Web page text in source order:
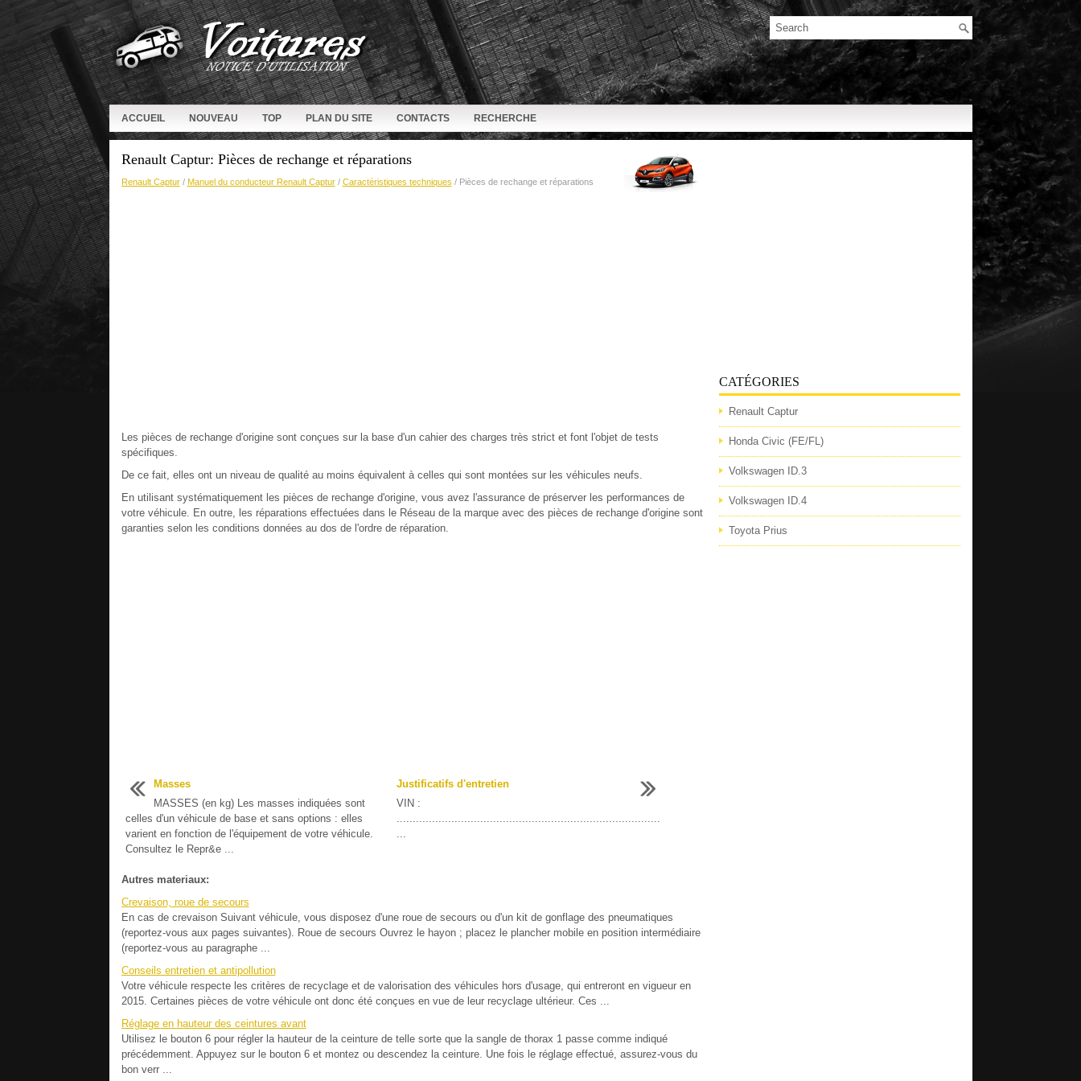
ACCUEIL NOUVEAU TOP PLAN DU SITE CONTACTS RECHERCHE
Renault Captur: Pièces de rechange et réparations
Renault Captur/ Manuel du conducteur Renault Captur/ Caractéristiques techniques / Pièces de rechange et réparations
Les pièces de rechange d'origine sont conçues sur la base d'un cahier des charges très strict et font l'objet de tests
spécifiques.
De ce fait, elles ont un niveau de qualité au moins équivalent à celles qui sont montées sur les véhicules neufs.
En utilisant systématiquement les pièces de rechange d'origine, vous avez l'assurance de préserver les performances de
votre véhicule. En outre, les réparations effectuées dans le Réseau de la marque avec des pièces de rechange d'origine sont
garanties selon les conditions données au dos de l'ordre de réparation.
Masses
MASSES (en kg) Les masses indiquées sont
celles d'un véhicule de base et sans options : elles
varient en fonction de l'équipement de votre véhicule.
Consultez le Repr&e ...
Justificatifs d'entretien
VIN :
..................................................................................
...
Autres materiaux:
Crevaison, roue de secours
En cas de crevaison Suivant véhicule, vous disposez d'une roue de secours ou d'un kit de gonflage des pneumatiques
(reportez-vous aux pages suivantes). Roue de secours Ouvrez le hayon ; placez le plancher mobile en position intermédiaire
(reportez-vous au paragraphe ...
Conseils entretien et antipollution
Votre véhicule respecte les critères de recyclage et de valorisation des véhicules hors d'usage, qui entreront en vigueur en
2015. Certaines pièces de votre véhicule ont donc été conçues en vue de leur recyclage ultérieur. Ces ...
Réglage en hauteur des ceintures avant
Utilisez le bouton 6 pour régler la hauteur de la ceinture de telle sorte que la sangle de thorax 1 passe comme indiqué
précédemment. Appuyez sur le bouton 6 et montez ou descendez la ceinture. Une fois le réglage effectué, assurez-vous du
bon verr ...
CATÉGORIES
Renault Captur
Honda Civic (FE/FL)
Volkswagen ID.3
Volkswagen ID.4
Toyota Prius